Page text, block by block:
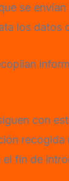
se
los datos
con
fin de